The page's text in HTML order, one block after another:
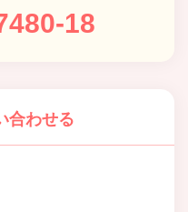
18
合わせる